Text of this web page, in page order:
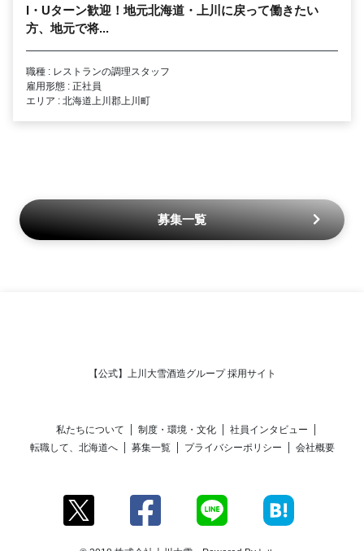
I・Uターン歓迎！地元北海道・上川に戻って働きたい
方、地元で将...
職種 : レストランの調理スタッフ
雇用形態 : 正社員
エリア : 北海道上川郡上川町
募集一覧
【公式】上川大雪酒造グループ 採用サイト
私たちについて 制度・環境・文化
社員インタビュー
転職して、北海道へ
募集一覧 プライバシーポリシー 会社概要